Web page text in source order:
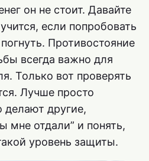
он не стоит. Давайте
если попробовать
Противостояние
всегда важно для
Только вот проверять
Лучше просто
делают другие,
мне отдали” и понять,
уровень защиты.